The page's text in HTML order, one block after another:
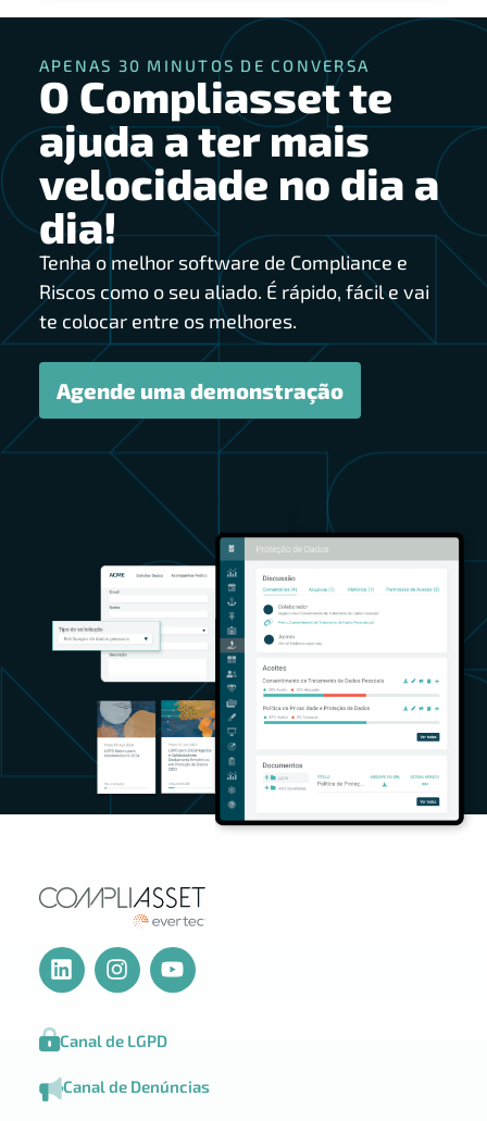
APENAS 30 MINUTOS DE CONVERSA
O Compliasset te
ajuda a ter mais
velocidade no dia a
dia!
Tenha o melhor software de Compliance e
Riscos como o seu aliado. É rápido, fácil e vai
te colocar entre os melhores.
Agende uma demonstração
Canal de LGPD
Canal de Denúncias